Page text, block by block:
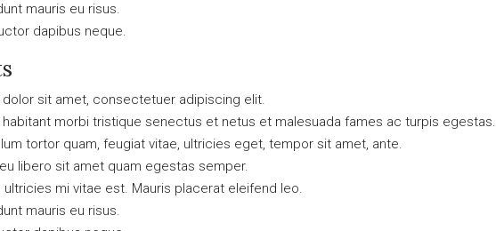
mauris eu risus.
dapibus neque.
sit amet, consectetuer adipiscing elit.
morbi tristique senectus et netus et malesuada fames ac turpis egestas.
tortor quam, feugiat vitae, ultricies eget, tempor sit amet, ante.
libero sit amet quam egestas semper.
ultricies mi vitae est. Mauris placerat eleifend leo.
mauris eu risus.